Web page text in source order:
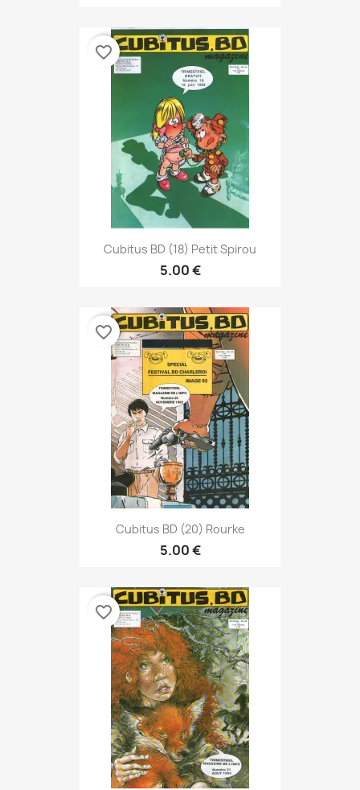
Cubitus BD (18) Petit Spirou
5.00 €
favorite_border
Cubitus BD (20) Rourke
5.00 €
favorite_border
favorite_border